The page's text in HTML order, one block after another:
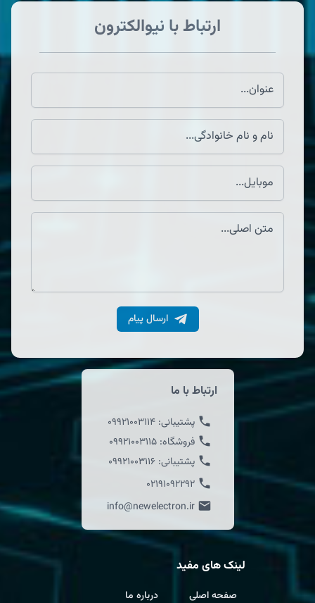
ارتباط با نیوالکترون
ارسال پیام
ارتباط با ما
پشتیبانی: 09921003114
فروشگاه: 09921003115
پشتیبانی: 09921003116
02191092292
info@newelectron.ir
لینک های مفید
صفحه اصلی درباره ما